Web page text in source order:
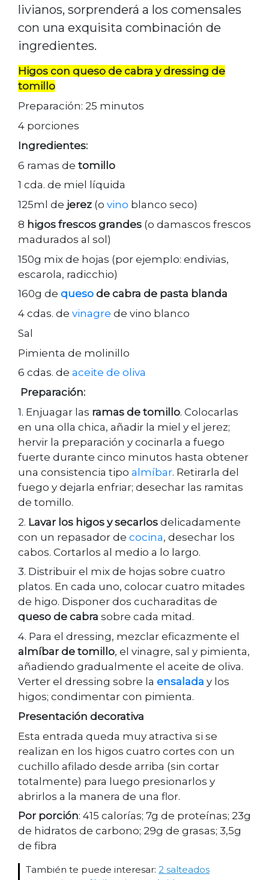
livianos, sorprenderá a los comensales
con una exquisita combinación de
ingredientes.
Higos con queso de cabra y dressing de
tomillo
Preparación: 25 minutos
4 porciones
Ingredientes:
6 ramas de tomillo
1 cda. de miel líquida
125ml de jerez (o vino blanco seco)
8 higos frescos grandes (o damascos frescos
madurados al sol)
150g mix de hojas (por ejemplo: endivias,
escarola, radicchio)
160g de queso de cabra de pasta blanda
4 cdas. de vinagre de vino blanco
Sal
Pimienta de molinillo
6 cdas. de aceite de oliva
Preparación:
1. Enjuagar las ramas de tomillo. Colocarlas
en una olla chica, añadir la miel y el jerez;
hervir la preparación y cocinarla a fuego
fuerte durante cinco minutos hasta obtener
una consistencia tipo almíbar. Retirarla del
fuego y dejarla enfriar; desechar las ramitas
de tomillo.
2. Lavar los higos y secarlos delicadamente
con un repasador de cocina, desechar los
cabos. Cortarlos al medio a lo largo.
3. Distribuir el mix de hojas sobre cuatro
platos. En cada uno, colocar cuatro mitades
de higo. Disponer dos cucharaditas de
queso de cabra sobre cada mitad.
4. Para el dressing, mezclar eficazmente el
almíbar de tomillo, el vinagre, sal y pimienta,
añadiendo gradualmente el aceite de oliva.
Verter el dressing sobre la ensalada y los
higos; condimentar con pimienta.
Presentación decorativa
Esta entrada queda muy atractiva si se
realizan en los higos cuatro cortes con un
cuchillo afilado desde arriba (sin cortar
totalmente) para luego presionarlos y
abrirlos a la manera de una flor.
Por porción: 415 calorías; 7g de proteínas; 23g
de hidratos de carbono; 29g de grasas; 3,5g
de fibra
También te puede interesar: 2 salteados